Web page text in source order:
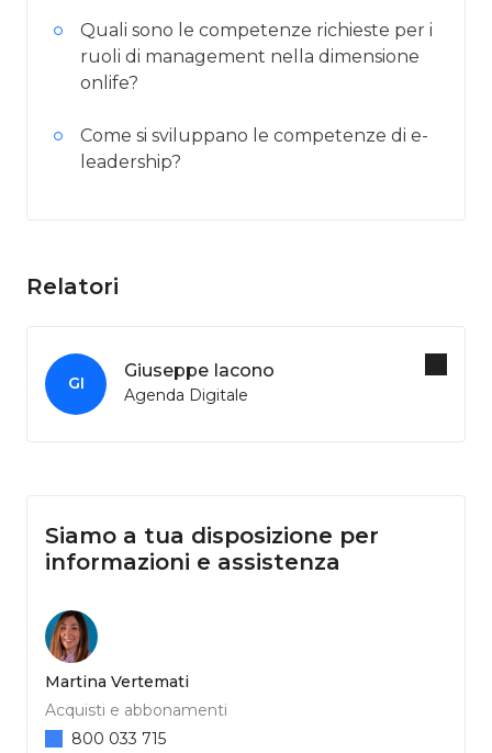
Quali sono le competenze richieste per i
ruoli di management nella dimensione
onlife?
Come si sviluppano le competenze di e-
leadership?
Relatori
GI
Giuseppe Iacono
Agenda Digitale
Siamo a tua disposizione per
informazioni e assistenza
Martina Vertemati
Acquisti e abbonamenti
800 033 715